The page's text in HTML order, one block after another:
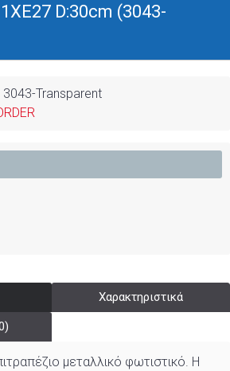
D:30cm (3043-
3043-Transparent
Χαρακτηριστικά
μεταλλικό φωτιστικό. Η